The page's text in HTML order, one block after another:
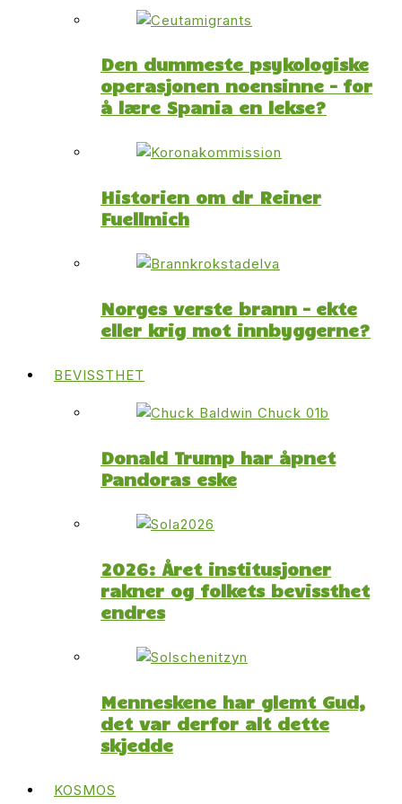
Den dummeste psykologiske
operasjonen noensinne – for
å lære Spania en lekse?
Historien om dr Reiner
Fuellmich
Norges verste brann – ekte
eller krig mot innbyggerne?
BEVISSTHET
Donald Trump har åpnet
Pandoras eske
2026: Året institusjoner
rakner og folkets bevissthet
endres
Menneskene har glemt Gud,
det var derfor alt dette
skjedde
KOSMOS